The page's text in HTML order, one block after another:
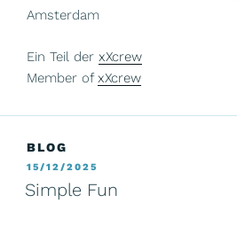
Amsterdam
Ein Teil der xXcrew
Member ofxXcrew
BLOG
VERÖFFENTLICHT
AM
15/12/2025
Simple Fun